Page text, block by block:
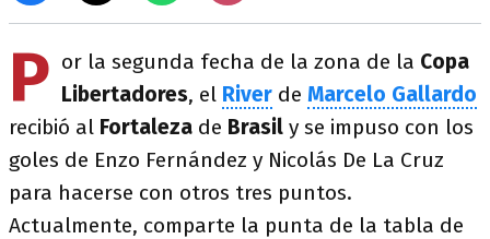
P or la segunda fecha de la zona de la Copa
Libertadores, el River de Marcelo Gallardo
recibió al Fortaleza de Brasil y se impuso con los
goles de Enzo Fernández y Nicolás De La Cruz
para hacerse con otros tres puntos.
Actualmente, comparte la punta de la tabla de